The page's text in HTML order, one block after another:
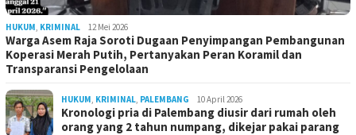
HUKUM KRIMINAL 12 Mei 2026
Warga Asem Raja Soroti Dugaan Penyimpangan Pembangunan
Koperasi Merah Putih, Pertanyakan Peran Koramil dan
Transparansi Pengelolaan
HUKUM KRIMINAL PALEMBANG 10 April 2026
Kronologi pria di Palembang diusir dari rumah oleh
orang yang 2 tahun numpang, dikejar pakai parang